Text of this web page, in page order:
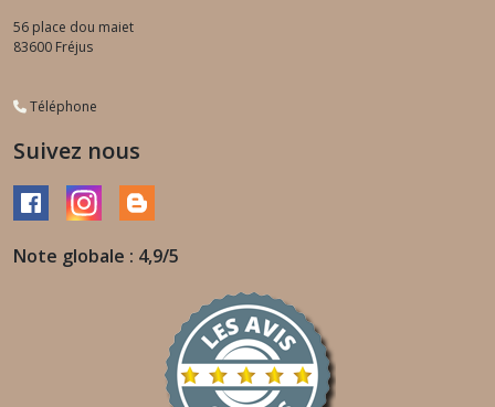
56 place dou maiet
83600 Fréjus
Téléphone
Suivez nous
Note globale : 4,9/5